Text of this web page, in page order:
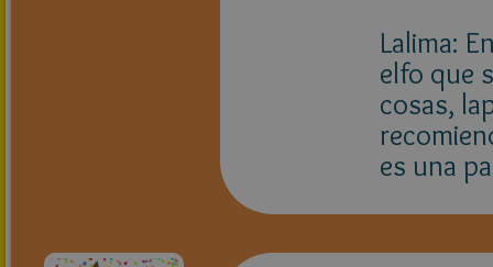
Lalima:
elfo que
cosas,
es una